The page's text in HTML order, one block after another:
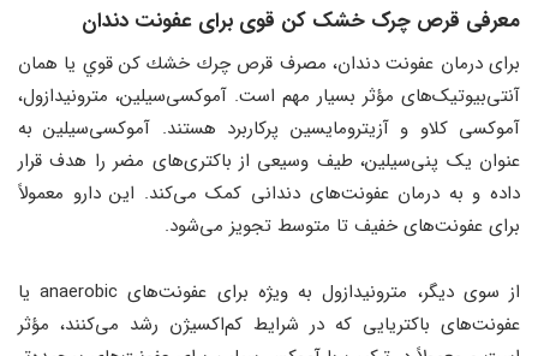
معرفی قرص چرک خشک کن قوی برای عفونت دندان
برای درمان عفونت دندان، مصرف قرص چرك خشك كن قوي يا همان
آنتی‌بیوتیک‌های مؤثر بسیار مهم است. آموکسی‌سیلین، مترونیدازول،
آموکسی کلاو و آزیترومایسین پرکاربرد هستند. آموکسی‌سیلین به
عنوان یک پنی‌سیلین، طیف وسیعی از باکتری‌های مضر را هدف قرار
داده و به درمان عفونت‌های دندانی کمک می‌کند. این دارو معمولاً
برای عفونت‌های خفیف تا متوسط تجویز می‌شود.
از سوی دیگر، مترونیدازول به ویژه برای عفونت‌های anaerobic یا
عفونت‌های باکتریایی که در شرایط کم‌اکسیژن رشد می‌کنند، مؤثر